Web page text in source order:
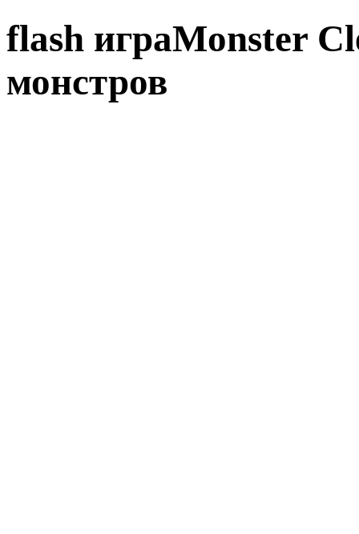
flash играMonster
монстров